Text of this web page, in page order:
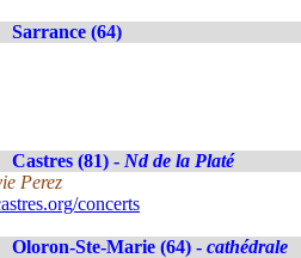
Sarrance (64)
Castres (81) - Nd de la Platé
Perez
concerts
Oloron-Ste-Marie (64) - cathédrale